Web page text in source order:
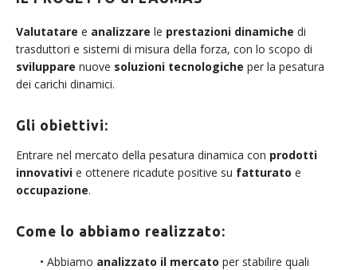
Valutatare e analizzare le prestazioni dinamiche di
trasduttori e sistemi di misura della forza, con lo scopo di
sviluppare nuove soluzioni tecnologiche per la pesatura
dei carichi dinamici.
Gli obiettivi:
Entrare nel mercato della pesatura dinamica con prodotti
innovativi e ottenere ricadute positive su fatturato e
occupazione.
Come lo abbiamo realizzato:
• Abbiamo analizzato il mercato per stabilire quali